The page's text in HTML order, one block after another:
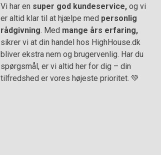
Vi har en super god kundeservice, og vi
er altid klar til at hjælpe med personlig
rådgivning. Med mange års erfaring,
sikrer vi at din handel hos HighHouse.dk
bliver ekstra nem og brugervenlig. Har du
spørgsmål, er vi altid her for dig – din
tilfredshed er vores højeste prioritet. 💚